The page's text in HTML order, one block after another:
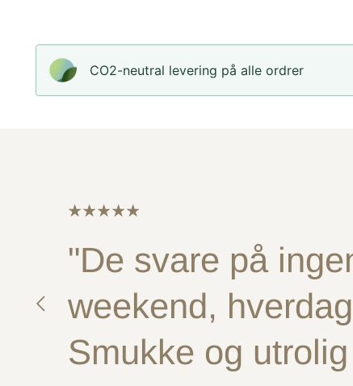
CO2-neutral levering på alle ordrer
"De svare på
weekend,
Smukke og